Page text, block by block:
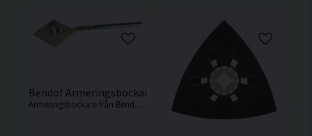
Bendof Armeringsbockare <12mm
Armeringsbockare från Bendof som klarar att bocka armeringsjärn upp till 12mm.